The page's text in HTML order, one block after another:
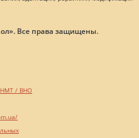
Все права защищены.
НМТ / ВНО